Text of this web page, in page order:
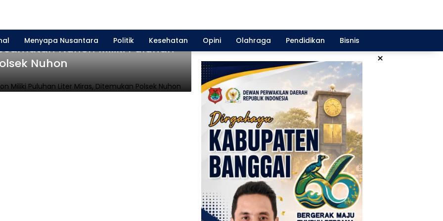
Menyapa Nusantara Politik Kesehatan Opini Olahraga Pendidikan Bisnis
×
Nuhon Miliki Puluhan
Nuhon